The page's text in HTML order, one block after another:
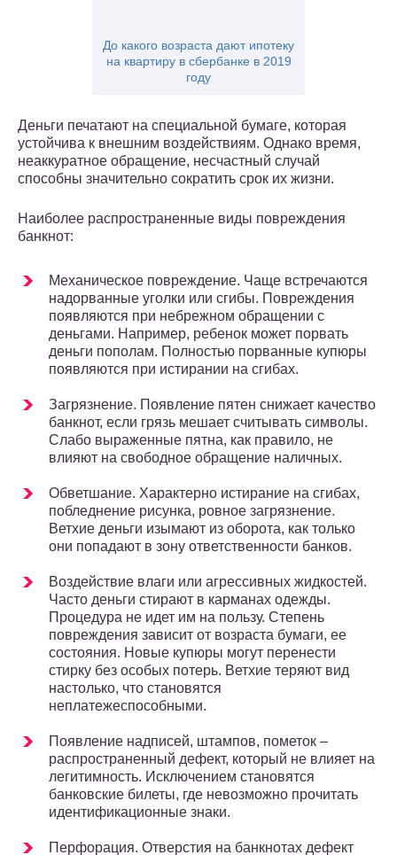
До какого возраста дают ипотеку
на квартиру в сбербанке в 2019
году
Деньги печатают на специальной бумаге, которая
устойчива к внешним воздействиям. Однако время,
неаккуратное обращение, несчастный случай
способны значительно сократить срок их жизни.
Наиболее распространенные виды повреждения
банкнот:
Механическое повреждение. Чаще встречаются
надорванные уголки или сгибы. Повреждения
появляются при небрежном обращении с
деньгами. Например, ребенок может порвать
деньги пополам. Полностью порванные купюры
появляются при истирании на сгибах.
Загрязнение. Появление пятен снижает качество
банкнот, если грязь мешает считывать символы.
Слабо выраженные пятна, как правило, не
влияют на свободное обращение наличных.
Обветшание. Характерно истирание на сгибах,
побледнение рисунка, ровное загрязнение.
Ветхие деньги изымают из оборота, как только
они попадают в зону ответственности банков.
Воздействие влаги или агрессивных жидкостей.
Часто деньги стирают в карманах одежды.
Процедура не идет им на пользу. Степень
повреждения зависит от возраста бумаги, ее
состояния. Новые купюры могут перенести
стирку без особых потерь. Ветхие теряют вид
настолько, что становятся
неплатежеспособными.
Появление надписей, штампов, пометок –
распространенный дефект, который не влияет на
легитимность. Исключением становятся
банковские билеты, где невозможно прочитать
идентификационные знаки.
Перфорация. Отверстия на банкнотах дефект